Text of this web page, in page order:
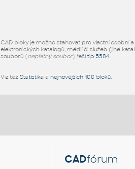
CAD bloky je možno stahovat pro vlastní osobní
elektronických katalogů, médií či služeb (jiné
souborů (neplatný soubor) řešítip 5584.
Viz též Statistika a nejnovějších 100 bloků.
CADfórum